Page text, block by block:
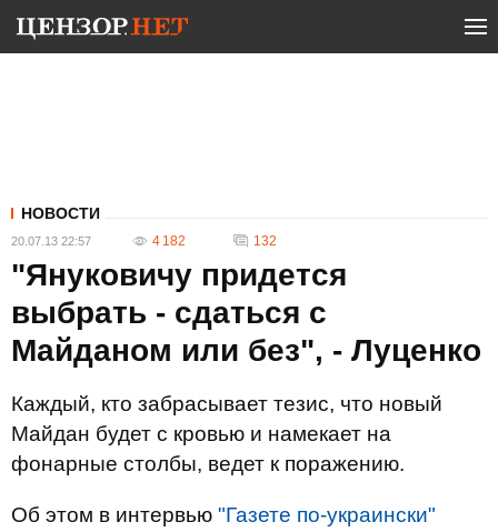
НОВОСТИ
20.07.13 22:57 4 182 132
"Януковичу придется
выбрать - сдаться с
Майданом или без", - Луценко
Каждый, кто забрасывает тезис, что новый
Майдан будет с кровью и намекает на
фонарные столбы, ведет к поражению.
Об этом в интервью "Газете по-украински"